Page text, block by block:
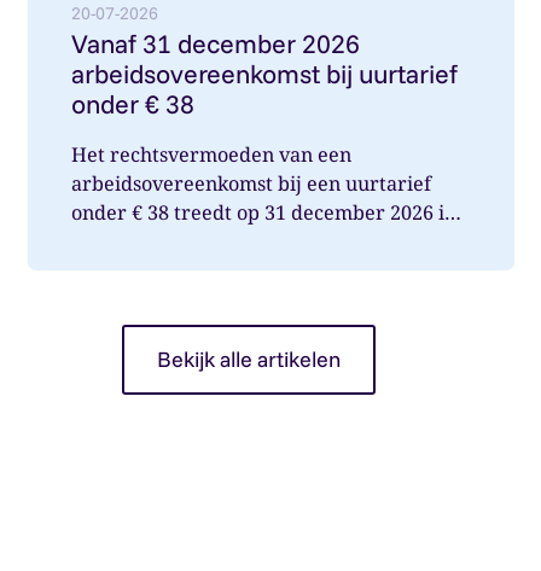
20-07-2026
Vanaf 31 december 2026
arbeidsovereenkomst bij uurtarief
onder € 38
Het rechtsvermoeden van een
arbeidsovereenkomst bij een uurtarief
onder € 38 treedt op 31 december 2026 in
Bekijk alle artikelen